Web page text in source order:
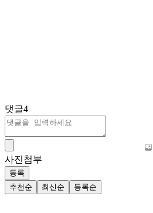
댓글4
사진첨부
등록
추천순
최신순 등록순